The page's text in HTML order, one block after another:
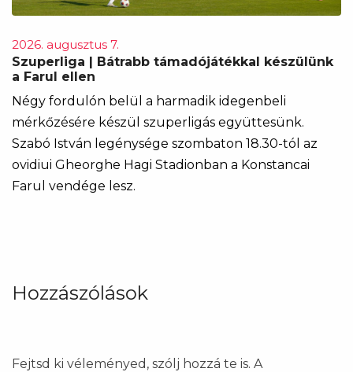
2026. augusztus 7.
Szuperliga | Bátrabb támadójátékkal készülünk
a Farul ellen
Négy fordulón belül a harmadik idegenbeli
mérkőzésére készül szuperligás együttesünk.
Szabó István legénysége szombaton 18.30-tól az
ovidiui Gheorghe Hagi Stadionban a Konstancai
Farul vendége lesz.
Hozzászólások
Fejtsd ki véleményed, szólj hozzá te is. A